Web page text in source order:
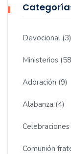
Devocional (3)
Ministerios
Adoración (9)
Alabanza (4)
Comunión